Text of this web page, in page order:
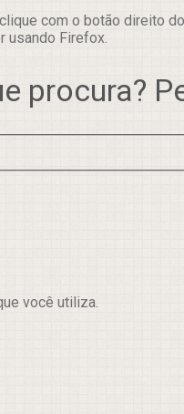
com o botão direito
usando Firefox.
procura?
você utiliza.